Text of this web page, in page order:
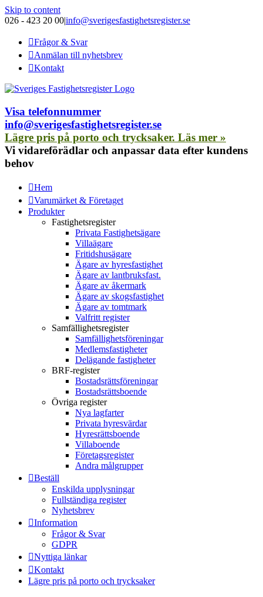
Skip to content
026 - 423 20 00|info@sverigesfastighetsregister.se
Frågor & Svar
Anmälan till nyhetsbrev
Kontakt
Visa telefonnummer
info@sverigesfastighetsregister.se
Lägre pris på porto och trycksaker. Läs mer »
Vi vidareförädlar och anpassar data efter kundens
behov
Hem
Varumärket & Företaget
Produkter
Fastighetsregister
Privata Fastighetsägare
Villaägare
Fritidshusägare
Ägare av hyresfastighet
Ägare av lantbruksfast.
Ägare av åkermark
Ägare av skogsfastighet
Ägare av tomtmark
Valfritt register
Samfällighetsregister
Samfällighetsföreningar
Medlemsfastigheter
Delägande fastigheter
BRF-register
Bostadsrättsföreningar
Bostadsrättsboende
Övriga register
Nya lagfarter
Privata hyresvärdar
Hyresrättsboende
Villaboende
Företagsregister
Andra målgrupper
Beställ
Enskilda upplysningar
Fullständiga register
Nyhetsbrev
Information
Frågor & Svar
GDPR
Nyttiga länkar
Kontakt
Lägre pris på porto och trycksaker